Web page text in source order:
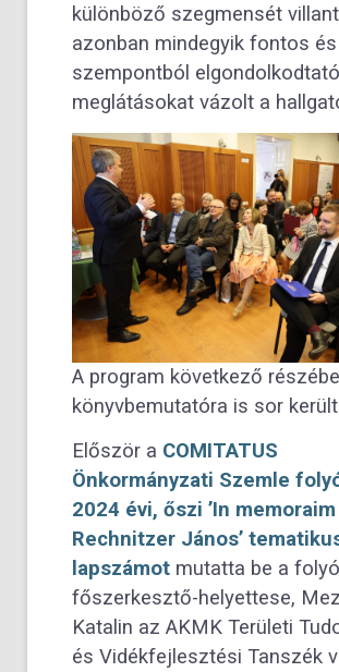
különböző szegmensét
azonban mindegyik fontos
szempontból elgondolkodtató
meglátásokat vázolt a
A program következő
könyvbemutatóra is sor
Először a COMITATUS
Önkormányzati Szemle
2024 évi, őszi ’In memoraim
Rechnitzer János’
lapszámot mutatta be a
főszerkesztő-helyettese,
Katalin az AKMK Területi
és Vidékfejlesztési Tanszék